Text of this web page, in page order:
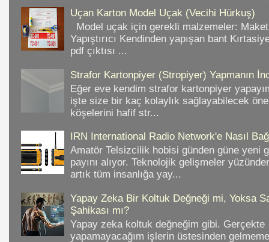
Uçan Karton Model Uçak (Vecihi Hürkuş)
Model uçak için gerekli malzemeler: Maket
Yapıştırıcı Kendinden yapışan bant
pdf çıktısı ...
Strafor Kartonpiyer (Stropiyer) Yapmanın
Eğer eve kendim strafor kartonpiyer
işte size bir kaç kolaylık sağlayabilecek
köşelerini hafif str...
IRN International Radio Network'e Nasıl
Amatör Telsizcilik hobisi günden güne yeni
payını alıyor. Teknolojik gelişmeler
artık tüm insanlığa yay...
Yapay Zeka Bir Koltuk Değneği mi, Yoksa
Şahikası mı?
Yapay zeka koltuk değneğim gibi. Gerçekte
yapamayacağım işlerin üstesinden